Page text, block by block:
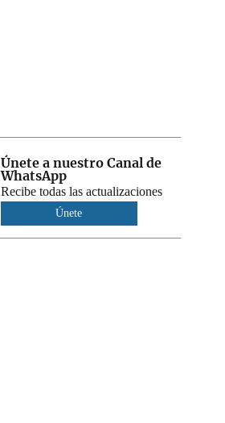
Únete a nuestro Canal de
WhatsApp
Recibe todas las actualizaciones
Únete